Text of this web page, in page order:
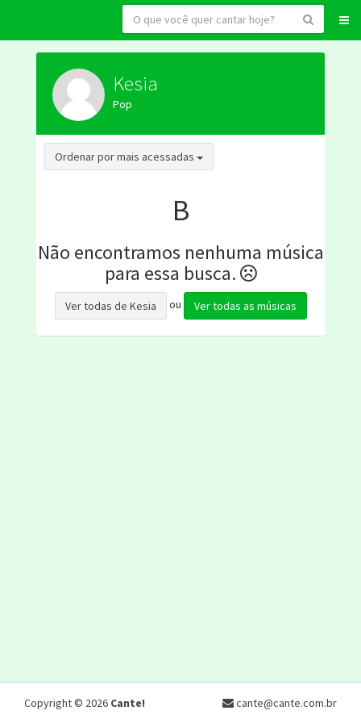
Kesia
Pop
Ordenar por mais acessadas Toggle Dropdown
B
Não encontramos nenhuma música
para essa busca.
Ver todas de Kesia ou Ver todas as músicas
Copyright © 2026 Cante! cante@cante.com.br